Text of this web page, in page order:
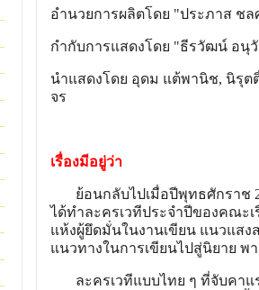
อำนวยการผลิตโดย "ประภาส ช
กำกับการแสดงโดย "ธีรวัฒน์ อนุ
นำแสดงโดย อุดม แต้พานิช, นิรุต
จร
เรื่องมีอยู่ว่า
ย้อนกลับไปเมื่อปีพุทธศักราช
ได้ทำละครเวทีประจำปีของคณะ
แห้งผู้ยึดมั่นในงานเขียน แนวแส
แนวทางในการเขียนไปสู่นิยาย
ละครเวทีแบบไทย ๆ ที่จับคาแร